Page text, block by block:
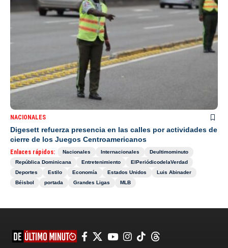
NACIONALES
Digesett refuerza presencia en las calles por actividades de
cierre de los Juegos Centroamericanos
Enlaces rápidos: Nacionales Internacionales
Deultimominuto
República Dominicana
Entretenimiento
ElPeriódicodelaVerdad
Deportes
Estilo Economía Estados Unidos
Luis Abinader
Béisbol
portada Grandes Ligas MLB